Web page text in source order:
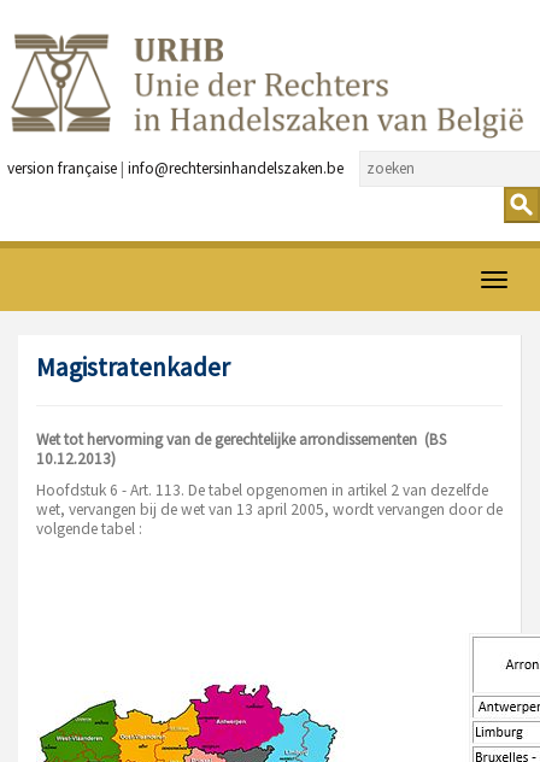
version française | info@rechtersinhandelszaken.be
Open
Magistratenkader
Wet tot hervorming van de gerechtelijke arrondissementen (BS
10.12.2013)
Hoofdstuk 6 - Art. 113. De tabel opgenomen in artikel 2 van dezelfde
wet, vervangen bij de wet van 13 april 2005, wordt vervangen door de
volgende tabel :